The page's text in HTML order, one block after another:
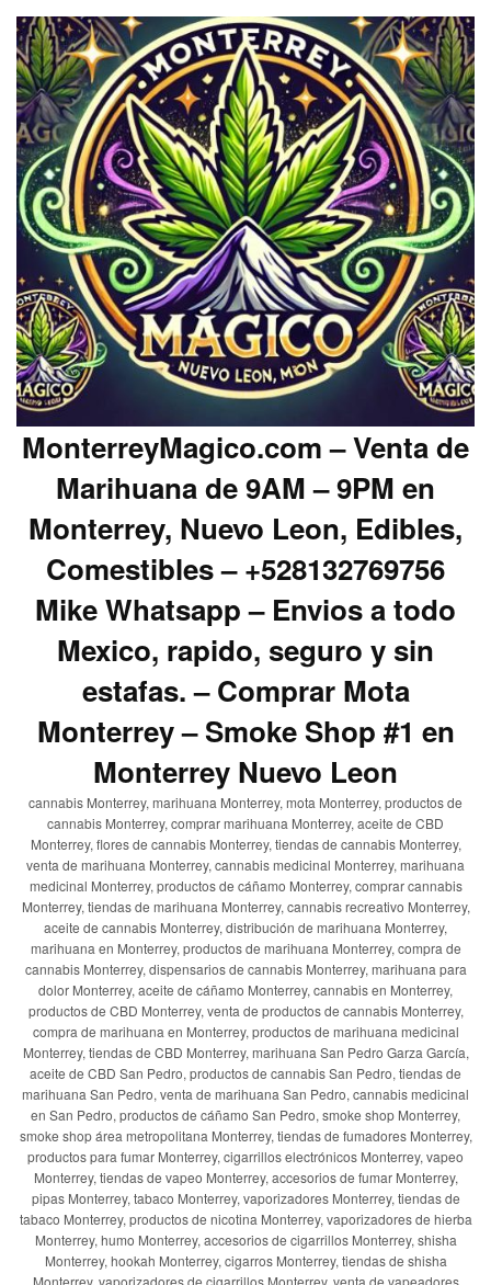
MonterreyMagico.com – Venta de
Marihuana de 9AM – 9PM en
Monterrey, Nuevo Leon, Edibles,
Comestibles – +528132769756
Mike Whatsapp – Envios a todo
Mexico, rapido, seguro y sin
estafas. – Comprar Mota
Monterrey – Smoke Shop #1 en
Monterrey Nuevo Leon
cannabis Monterrey, marihuana Monterrey, mota Monterrey, productos de
cannabis Monterrey, comprar marihuana Monterrey, aceite de CBD
Monterrey, flores de cannabis Monterrey, tiendas de cannabis Monterrey,
venta de marihuana Monterrey, cannabis medicinal Monterrey, marihuana
medicinal Monterrey, productos de cáñamo Monterrey, comprar cannabis
Monterrey, tiendas de marihuana Monterrey, cannabis recreativo Monterrey,
aceite de cannabis Monterrey, distribución de marihuana Monterrey,
marihuana en Monterrey, productos de marihuana Monterrey, compra de
cannabis Monterrey, dispensarios de cannabis Monterrey, marihuana para
dolor Monterrey, aceite de cáñamo Monterrey, cannabis en Monterrey,
productos de CBD Monterrey, venta de productos de cannabis Monterrey,
compra de marihuana en Monterrey, productos de marihuana medicinal
Monterrey, tiendas de CBD Monterrey, marihuana San Pedro Garza García,
aceite de CBD San Pedro, productos de cannabis San Pedro, tiendas de
marihuana San Pedro, venta de marihuana San Pedro, cannabis medicinal
en San Pedro, productos de cáñamo San Pedro, smoke shop Monterrey,
smoke shop área metropolitana Monterrey, tiendas de fumadores Monterrey,
productos para fumar Monterrey, cigarrillos electrónicos Monterrey, vapeo
Monterrey, tiendas de vapeo Monterrey, accesorios de fumar Monterrey,
pipas Monterrey, tabaco Monterrey, vaporizadores Monterrey, tiendas de
tabaco Monterrey, productos de nicotina Monterrey, vaporizadores de hierba
Monterrey, humo Monterrey, accesorios de cigarrillos Monterrey, shisha
Monterrey, hookah Monterrey, cigarros Monterrey, tiendas de shisha
Monterrey, vaporizadores de cigarrillos Monterrey, venta de vapeadores